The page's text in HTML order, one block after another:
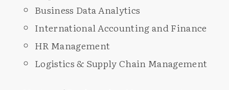
Business Data Analytics
International Accounting and Finance
HR Management
Logistics & Supply Chain Management